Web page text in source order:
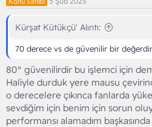
Kürşat Kütükçü' Alıntı:
70 derece vs de güvenilir bir değerdir
80° güvenilirdir bu işlemci için
Haliyle durduk yere mausu
o derecelere çıkınca fanlarda
sevdiğim için benim için sorun
performansı alamadım